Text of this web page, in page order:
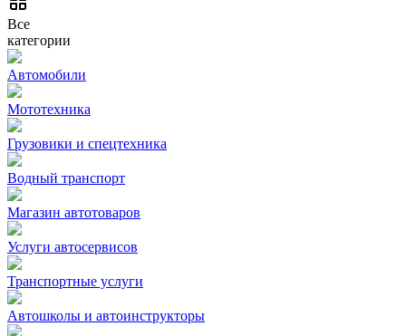
Все
категории
Автомобили
Мототехника
Грузовики и спецтехника
Водный транспорт
Магазин автотоваров
Услуги автосервисов
Транспортные услуги
Автошколы и автоинструкторы